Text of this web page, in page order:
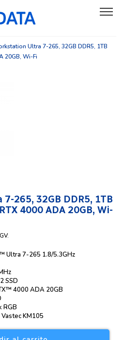
Ultra 7-265, 32GB DDR5, 1TB
20GB, Wi-Fi
265, 32GB DDR5, 1TB
4000 ADA 20GB, Wi-
Ultra 7-265 1.8/5.3GHz
SSD
4000 ADA 20GB
RGB
KM105